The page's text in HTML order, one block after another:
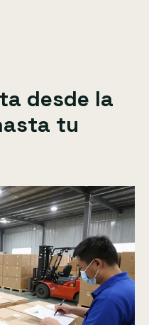
desde la
tu